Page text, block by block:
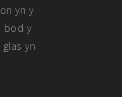
yn y
bod y
yn